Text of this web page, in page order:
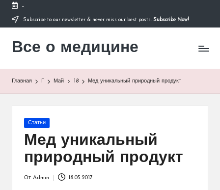
Перейти
содержимому
-
Subscribe to our newsletter & never miss our best posts. Subscribe Now!
Все о медицине
Лечитесь
Главная Г Май 18 Мед уникальный природный продукт
Опубликовано
Статьи
Мед уникальный
природный продукт
От Admin 18.05.2017